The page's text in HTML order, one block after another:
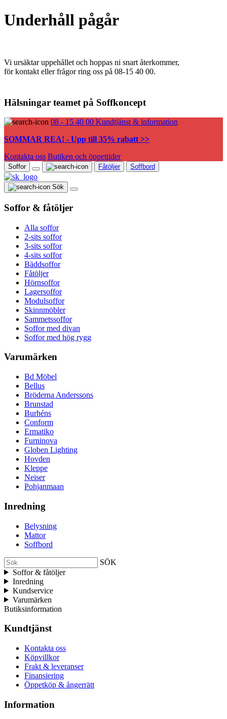
Underhåll pågår
Vi ursäktar uppehållet och hoppas ni snart återkommer,
för kontakt eller frågor ring oss på 08-15 40 00.
Hälsningar teamet på Soffkoncept
08 - 15 40 00 Kundtjänst & information
SOMMAR REA! - Upp till 35% rabatt >>
Kontakta oss Butiken och öppettider
Soffor Fåtöljer Soffbord
Sök
Soffor & fåtöljer
Alla soffor
2-sits soffor
3-sits soffor
4-sits soffor
Bäddsoffor
Fåtöljer
Hörnsoffor
Lagersoffor
Modulsoffor
Skinnmöbler
Sammetssoffor
Soffor med divan
Soffor med hög rygg
Varumärken
Bd Möbel
Bellus
Bröderna Anderssons
Brunstad
Burhéns
Conform
Ermatiko
Furninova
Globen Lighting
Hovden
Kleppe
Neiser
Pohjanmaan
Inredning
Belysning
Mattor
Soffbord
SÖK
Soffor & fåtöljer
Inredning
Kundservice
Varumärken
Butiksinformation
Kundtjänst
Kontakta oss
Köpvillkor
Frakt & leveranser
Finansiering
Öppetköp & ångerrätt
Information